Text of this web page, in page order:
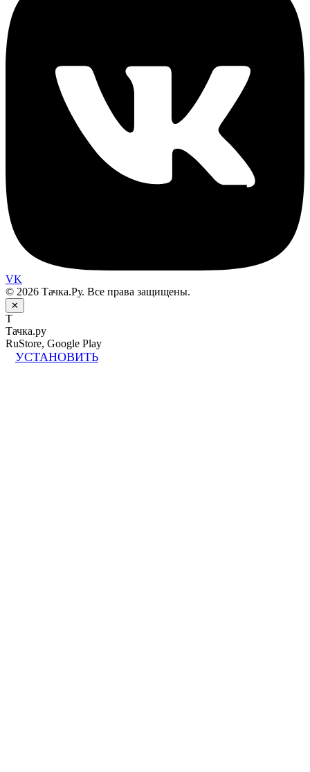
VK
© 2026 Тачка.Ру. Все права защищены.
✕
Т
Тачка.ру
RuStore, Google Play
УСТАНОВИТЬ